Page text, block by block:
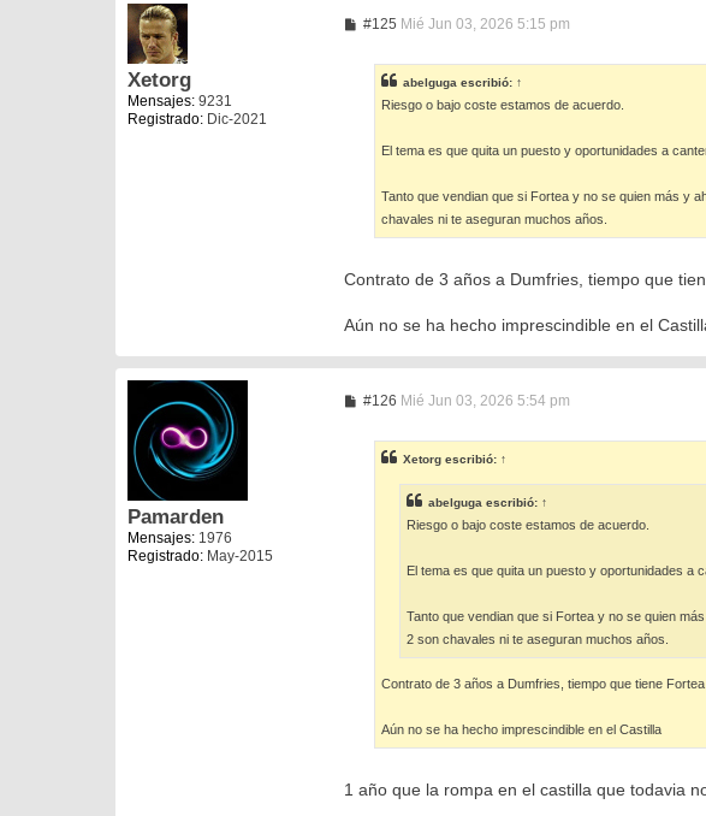
Xetorg
Mensajes: 9231
Registrado: Dic-2021
#125M
s
a
j
Mié Jun 03, 2026 5:15 pm
abelguga escribió: ↑
Riesgo o bajo coste estamos de acuerdo.
El tema es que quita un puesto y oportunidades a
Tanto que vendian que si Fortea y no se quien más y
chavales ni te aseguran muchos años.
Contrato de 3 años a Dumfries, tiempo que
Aún no se ha hecho imprescindible en el
Pamarden
Mensajes: 1976
Registrado: May-2015
#126M
s
a
Mié Jun 03, 2026 5:54 pm
Xetorg escribió: ↑
abelguga escribió: ↑
Riesgo o bajo coste estamos de acuerdo.
El tema es que quita un puesto y oportunidades a
Tanto que vendian que si Fortea y no se quien
2 son chavales ni te aseguran muchos años.
Contrato de 3 años a Dumfries, tiempo que tiene
Aún no se ha hecho imprescindible en el Castilla
1 año que la rompa en el castilla que todavia